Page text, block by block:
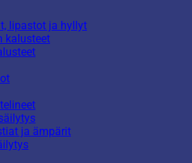
lipastot ja hyllyt
kalusteet
ja ämpärit